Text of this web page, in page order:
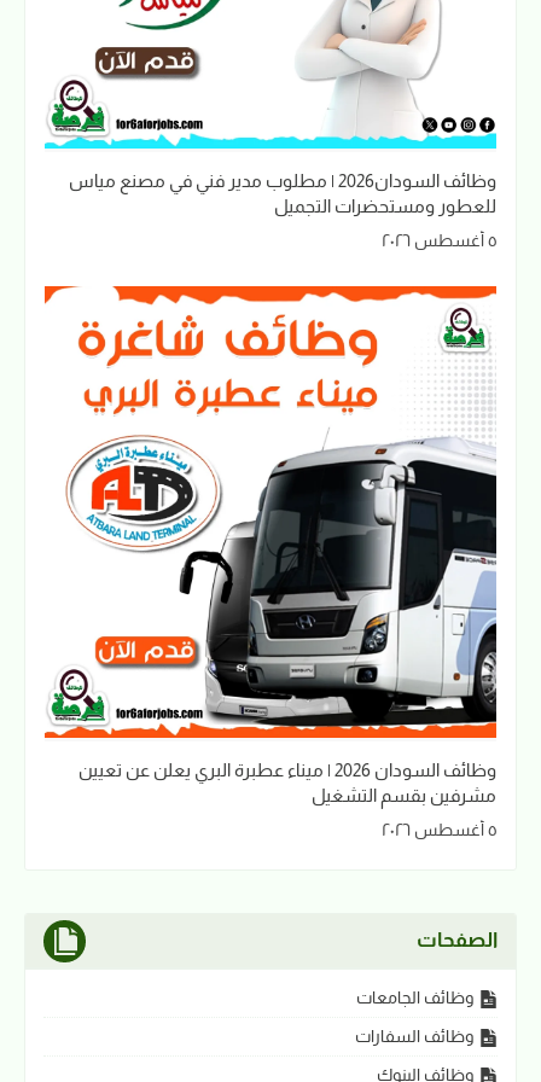
وظائف السودان2026 | مطلوب مدير فني في مصنع مياس
للعطور ومستحضرات التجميل
٥ أغسطس ٢٠٢٦
وظائف السودان 2026 | ميناء عطبرة البري يعلن عن تعيين
مشرفين بقسم التشغيل
٥ أغسطس ٢٠٢٦
الصفحات
وظائف الجامعات
وظائف السفارات
وظائف البنوك